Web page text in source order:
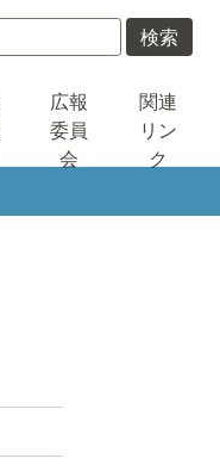
広報
委員
会
関連
リン
ク